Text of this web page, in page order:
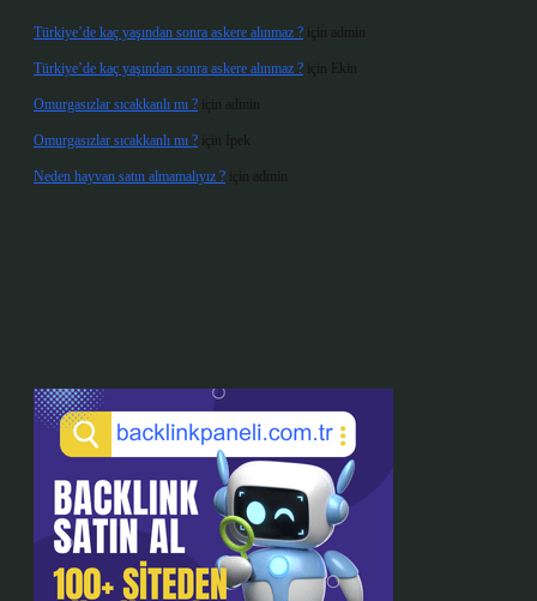
Türkiye’de kaç yaşından sonra askere alınmaz ? için admin
Türkiye’de kaç yaşından sonra askere alınmaz ? için Ekin
Omurgasızlar sıcakkanlı mı ? için admin
Omurgasızlar sıcakkanlı mı ? için İpek
Neden hayvan satın almamalıyız ? için admin